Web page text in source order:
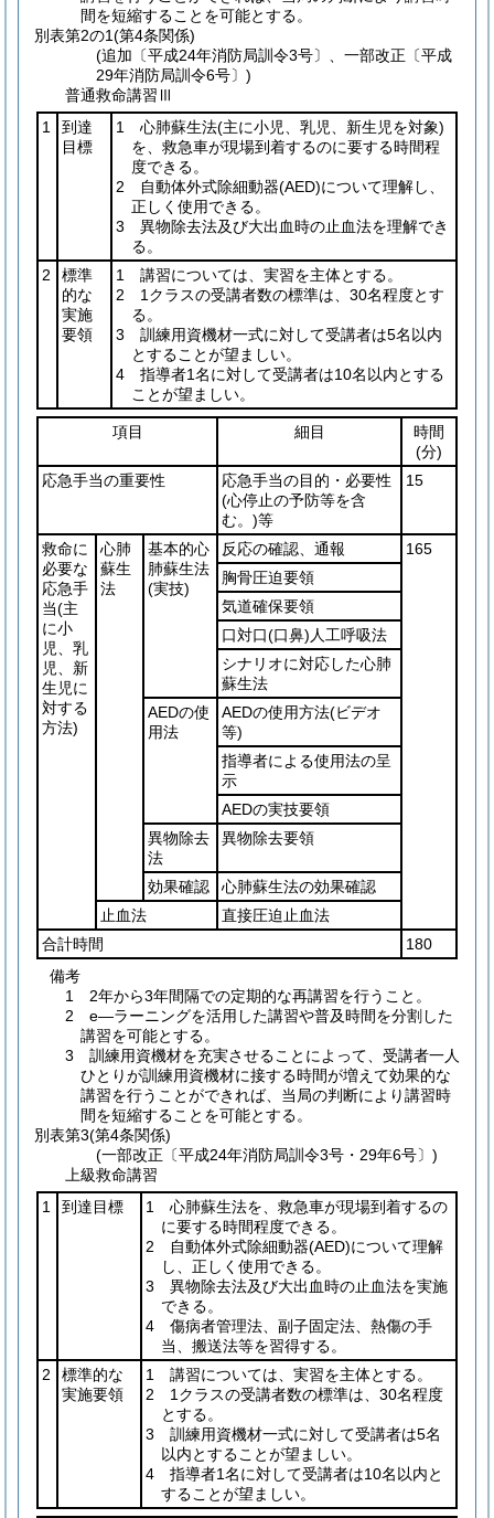
間を短縮することを可能とする。
別表第2の1(第4条関係)
(追加〔平成24年消防局訓令3号〕、一部改正〔平成
29年消防局訓令6号〕)
普通救命講習Ⅲ
1
到達
目標
1 心肺蘇生法(主に小児、乳児、新生児を対象)
を、救急車が現場到着するのに要する時間程
度できる。
2 自動体外式除細動器(AED)について理解し、
正しく使用できる。
3 異物除去法及び大出血時の止血法を理解でき
る。
2
標準
的な
実施
要領
1 講習については、実習を主体とする。
2 1クラスの受講者数の標準は、30名程度とす
る。
3 訓練用資機材一式に対して受講者は5名以内
とすることが望ましい。
4 指導者1名に対して受講者は10名以内とする
ことが望ましい。
項目 細目
時間
(分)
応急手当の重要性
応急手当の目的・必要性
(心停止の予防等を含
む。)等
15
救命に
必要な
応急手
当(主
に小
児、乳
児、新
生児に
対する
方法)
心肺
蘇生
法
基本的心
肺蘇生法
(実技)
反応の確認、通報
165
胸骨圧迫要領
気道確保要領
口対口(口鼻) 人工呼吸法
シナリオに対応した心肺
蘇生法
AEDの使
用法
AEDの使用方法(ビデオ
等)
指導者による使用法の呈
示
AEDの実技要領
異物除去
法
異物除去要領
効果確認
心肺蘇生法の効果確認
止血法
直接圧迫止血法
合計時間
180
備考
1 2年から3年間隔での定期的な再講習を行うこと。
2 e―ラーニングを活用した講習や普及時間を分割した
講習を可能とする。
3 訓練用資機材を充実させることによって、受講者一人
ひとりが訓練用資機材に接する時間が増えて効果的な
講習を行うことができれば、当局の判断により講習時
間を短縮することを可能とする。
別表第3(第4条関係)
(一部改正〔平成24年消防局訓令3号・29年6号〕)
上級救命講習
1
到達目標
1 心肺蘇生法を、救急車が現場到着するの
に要する時間程度できる。
2 自動体外式除細動器(AED)について理解
し、正しく使用できる。
3 異物除去法及び大出血時の止血法を実施
できる。
4 傷病者管理法、副子固定法、熱傷の手
当、搬送法等を習得する。
2
標準的な
実施要領
1 講習については、実習を主体とする。
2 1クラスの受講者数の標準は、30名程度
とする。
3 訓練用資機材一式に対して受講者は5名
以内とすることが望ましい。
4 指導者1名に対して受講者は10名以内と
することが望ましい。